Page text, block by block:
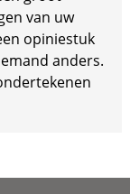
van uw
opiniestuk
anders.